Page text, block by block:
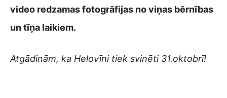
video redzamas fotogrāfijas no viņas bērnības
un tīņa laikiem.
Atgādinām, ka Helovīni tiek svinēti 31.oktobrī!